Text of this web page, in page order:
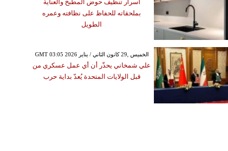
أسرار تنظيف حوض المطبخ والعناية
بملحقاته للحفاظ على نظافته وعمره
الطويل
GMT 03:05 2026 الخميس ,29 كانون الثاني / يناير
علي شمخاني يحذّر أن أي عمل عسكري من
قبل الولايات المتحدة يُعدّ بداية حرب